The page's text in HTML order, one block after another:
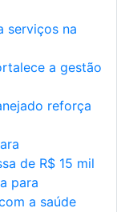
serviços na
a gestão
reforça
de R$ 15 mil
para
a saúde